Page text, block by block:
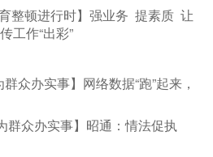
整顿进行时】强业务 提素质 让
工作“出彩”
众办实事】网络数据“跑”起来，
群众办实事】昭通：情法促执